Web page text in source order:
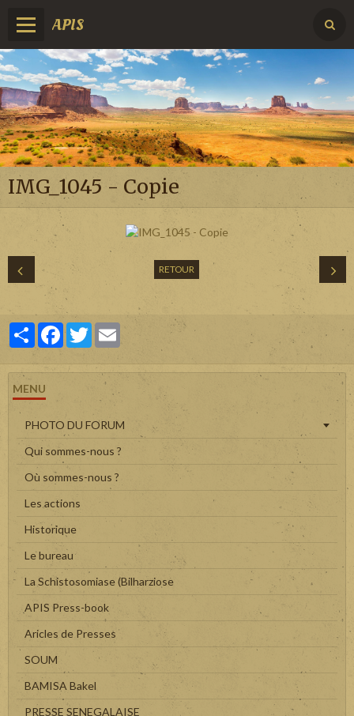
APIS
IMG_1045 - Copie
RETOUR
PartagerFacebook
Twitter
MENU
PHOTO DU FORUM
Qui sommes-nous ?
Où sommes-nous ?
Les actions
Historique
Le bureau
La Schistosomiase (Bilharziose
APIS Press-book
Aricles de Presses
SOUM
BAMISA Bakel
PRESSE SENEGALAISE